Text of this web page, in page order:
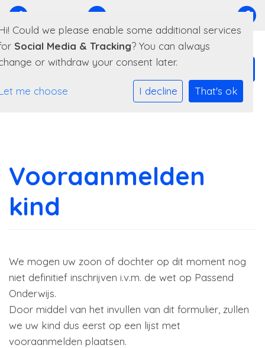
Vooraanmelden
kind
We mogen uw zoon of dochter op dit moment nog
niet definitief inschrijven i.v.m. de wet op Passend
Onderwijs.
Door middel van het invullen van dit formulier, zullen
we uw kind dus eerst op een lijst met
vooraanmelden plaatsen.
Could we please enable some additional services
Social Media & Tracking? You can always
or withdraw your consent later.
me choose I decline That's ok